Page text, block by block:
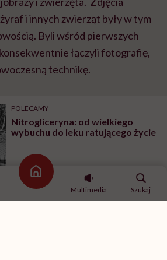
Strona główna
Multimedia
Szukaj
i innych zwierząt były w tym
Byli wśród pierwszych
łączyli fotografię,
technikę.
POLECAMY
Nitrogliceryna: od wielkiego
wybuchu do leku ratującego życie